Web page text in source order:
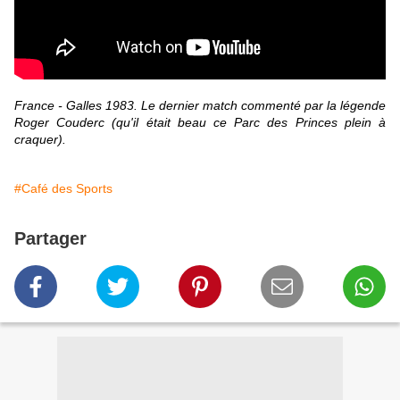
France - Galles 1983. Le dernier match commenté par la légende
Roger Couderc (qu'il était beau ce Parc des Princes plein à
craquer).
#Café des Sports
Partager